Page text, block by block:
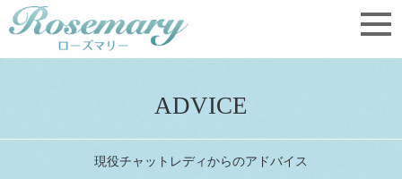
ADVICE
現役チャットレディからのアドバイス